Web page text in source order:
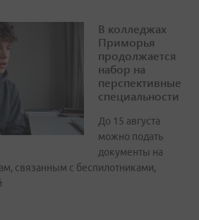
В колледжах
Приморья
продолжается
набор на
перспективные
специальности
До 15 августа
можно подать
документы на
связанным с беспилотниками,